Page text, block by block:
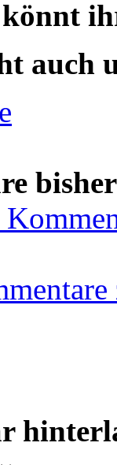
auch
bisher